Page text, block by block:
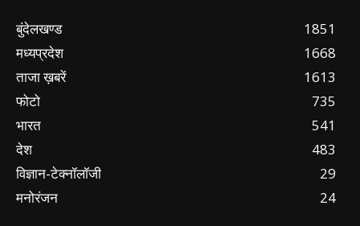
बुंदेलखण्ड
1851
मध्यप्रदेश
1668
ताजा ख़बरें
1613
फोटो
735
भारत
541
देश
483
विज्ञान-टेक्नॉलॉजी
29
मनोरंजन
24